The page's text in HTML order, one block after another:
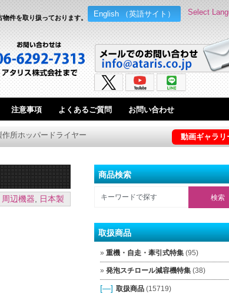
English （英語サイト）
件を取り扱っております。
Select
注意事項 よくあるご質問 お問い合わせ
動画ギャラリ
所ホッパードライヤー
周辺機器, 日本製
商品検索
取扱商品
重機・自走・牽引式特集(95)
発泡スチロール減容機特集(38)
[—] 取扱商品(15719)